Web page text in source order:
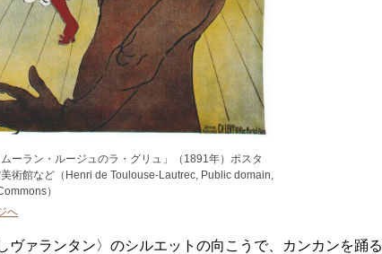
ーラン・ルージュのラ・グリュ」（1891年）ポスタ
術館など（Henri de Toulouse-Lautrec, Public domain,
）
へ
ァランタン〉のシルエットの向こうで、カンカンを踊る